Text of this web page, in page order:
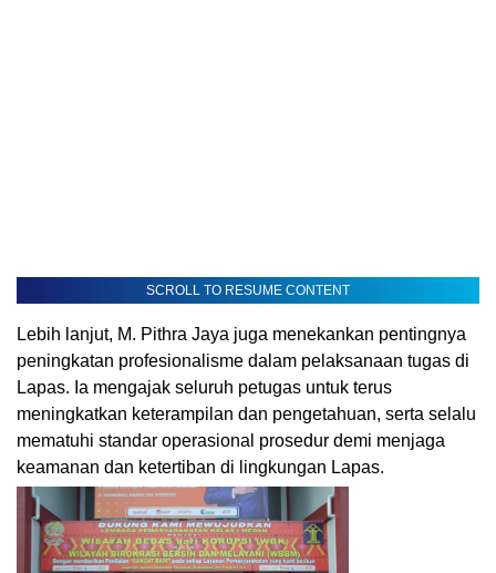
SCROLL TO RESUME CONTENT
Lebih lanjut, M. Pithra Jaya juga menekankan pentingnya
peningkatan profesionalisme dalam pelaksanaan tugas di
Lapas. Ia mengajak seluruh petugas untuk terus
meningkatkan keterampilan dan pengetahuan, serta selalu
mematuhi standar operasional prosedur demi menjaga
keamanan dan ketertiban di lingkungan Lapas.